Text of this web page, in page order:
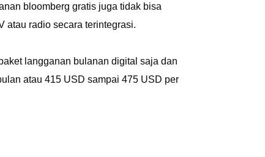
bloomberg gratis juga tidak bisa
atau radio secara terintegrasi.
langganan bulanan digital saja dan
atau 415 USD sampai 475 USD per